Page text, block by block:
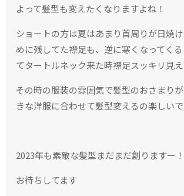
よって髪型も変えたくなりますよね！
ショートの方は夏はあまり首周りが日焼
めに残してた襟足も、逆に寒くなってく
てタートルネック来た時襟足スッキリ見
その時の服装の雰囲気で髪型のおさまり
きな洋服に合わせて髪型変えるの楽しいで
2023年も素敵な髪型まだまだ創りますー！
お待ちしてます